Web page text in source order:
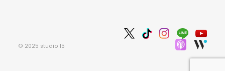
© 2025 studio 15